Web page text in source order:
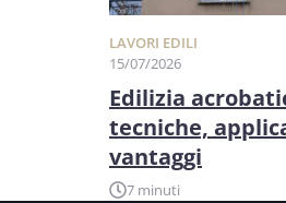
LAVORI EDILI
15/07/2026
Edilizia
tecniche,
vantaggi
7 minuti